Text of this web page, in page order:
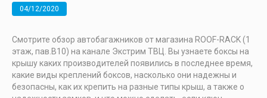
04/12/2020
Смотрите обзор автобагажников от магазина ROOF-RACK (1
этаж, пав.В10) на канале Экстрим ТВЦ. Вы узнаете боксы на
крышу каких производителей появились в последнее время,
какие виды креплений боксов, насколько они надежны и
безопасны, как их крепить на разные типы крыш, а также о